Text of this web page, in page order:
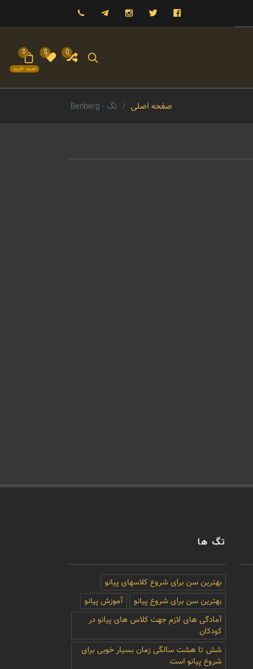
فیسبوک توییتر اینستاگرام تلگرام
0
0
سبد خرید
0
صفحه اصلی تگ - Benberg
تگ ها
بهترین سن برای شروع کلاسهای پیانو
بهترین سن برای شروع پیانو
آموزش پیانو
آمادگی های لازم جهت کلاس های پیانو در
کودکان
شش تا هشت سالگی زمان بسیار خوبی برای
شروع پیانو است